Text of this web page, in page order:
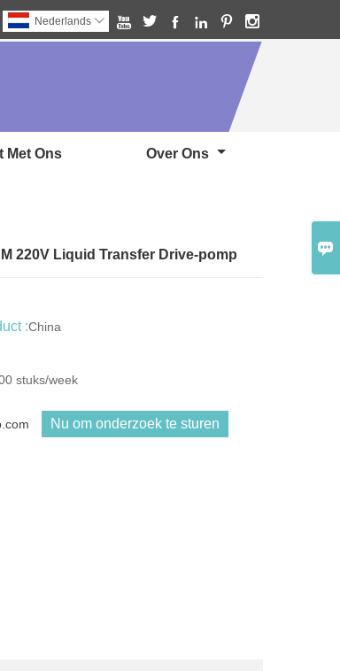

     
Nederlands 
Met Ons Over Ons
220V Liquid Transfer Drive-pomp
:China
stuks/week
Nu om onderzoek te sturen